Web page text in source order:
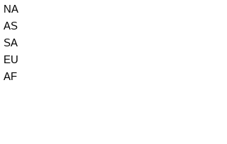
NA
AS
SA
EU
AF